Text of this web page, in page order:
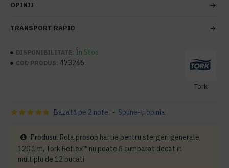
OPINII
TRANSPORT RAPID
DISPONIBILITATE: În Stoc
COD PRODUS: 473246
Tork
Bazată pe 2 note. - Spune-ţi opinia
Produsul Rola prosop hartie pentru stergeri generale,
120.1 m, Tork Reflex™ nu poate fi cumparat decat in
multiplu de 12 bucati